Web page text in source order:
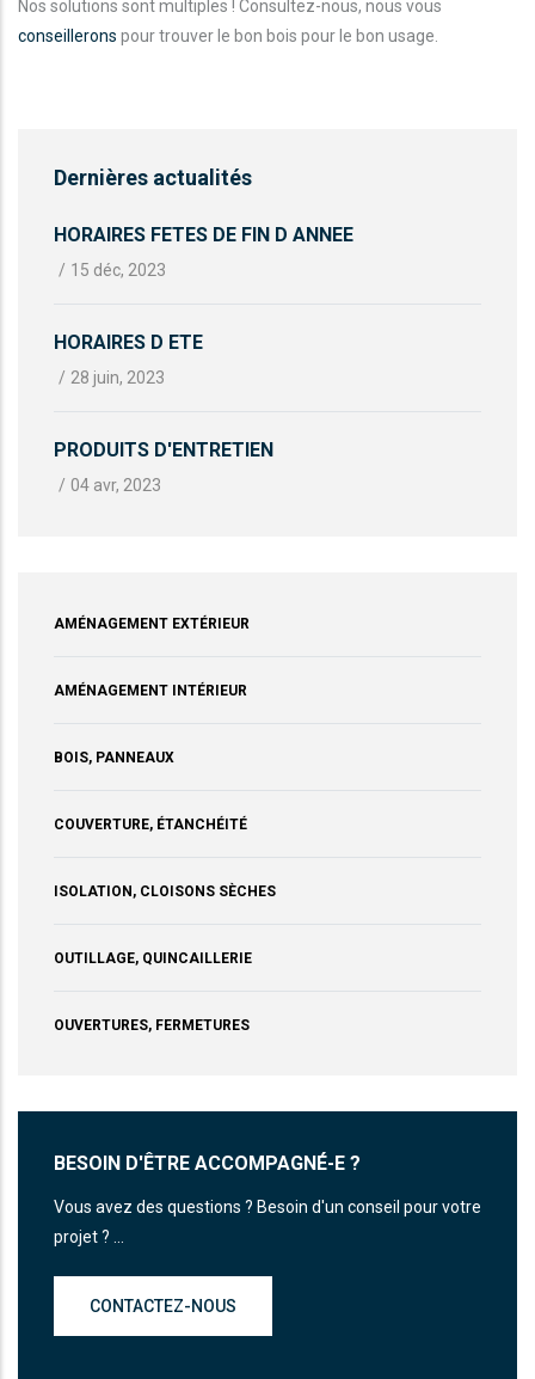
Nos solutions sont multiples ! Consultez-nous, nous vous
conseillerons pour trouver le bon bois pour le bon usage.
Dernières actualités
HORAIRES FETES DE FIN D ANNEE
/ 15 déc, 2023
HORAIRES D ETE
/ 28 juin, 2023
PRODUITS D'ENTRETIEN
/ 04 avr, 2023
AMÉNAGEMENT EXTÉRIEUR
AMÉNAGEMENT INTÉRIEUR
BOIS, PANNEAUX
COUVERTURE, ÉTANCHÉITÉ
ISOLATION, CLOISONS SÈCHES
OUTILLAGE, QUINCAILLERIE
OUVERTURES, FERMETURES
BESOIN D'ÊTRE ACCOMPAGNÉ-E ?
Vous avez des questions ? Besoin d'un conseil pour votre
projet ? ...
CONTACTEZ-NOUS